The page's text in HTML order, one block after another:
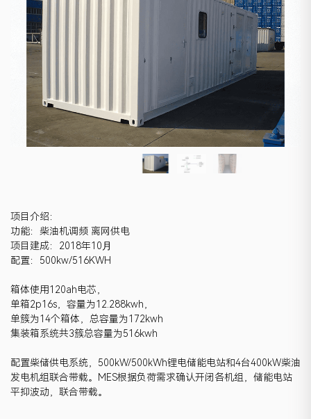
项目介绍：
功能：柴油机调频 离网供电
项目建成：2018年10⽉
配置：500kw/516KWH
箱体使用120ah电芯，
单箱2p16s，容量为12.288kwh，
单簇为14个箱体，总容量为172kwh
集装箱系统共3簇总容量为516kwh
配置柴储供电系统，500kW/500kWh锂电储能电站和4台400kW柴油
发电机组联合带载。MES根据负荷需求确认开闭各机组，储能电站
平抑波动，联合带载。